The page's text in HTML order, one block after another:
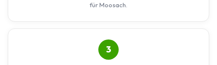
für Moosach.
3